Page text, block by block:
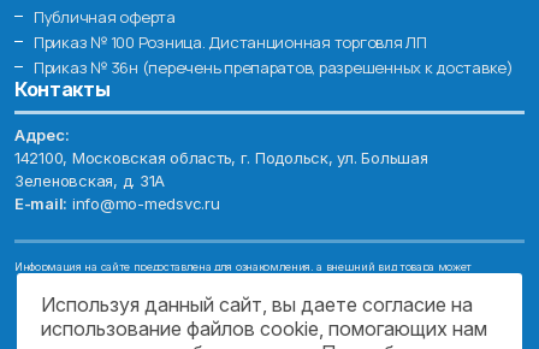
Публичная оферта
Приказ № 100 Розница. Дистанционная торговля ЛП
Приказ № 36н (перечень препаратов, разрешенных к доставке)
Контакты
Адрес:
142100, Московская область, г. Подольск, ул. Большая
Зеленовская, д. 31А
E-mail: info@mo-medsvc.ru
Информация на сайте предоставлена для ознакомления, а внешний вид товара может
Имеются противопоказания, проконсультируйтесь со специалистом!
© 2026. ГОСУДАРСТВЕННОЕ БЮДЖЕТНОЕ УЧРЕЖДЕНИЕ МОСКОВСКОЙ
Используя данный сайт, вы даете согласие на
использование файлов cookie, помогающих нам